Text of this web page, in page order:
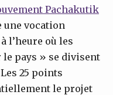
Pachakutik
une vocation
l’heure où les
le pays » se divisent
25 points
le projet